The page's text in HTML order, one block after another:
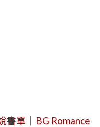
書單｜BG Romance